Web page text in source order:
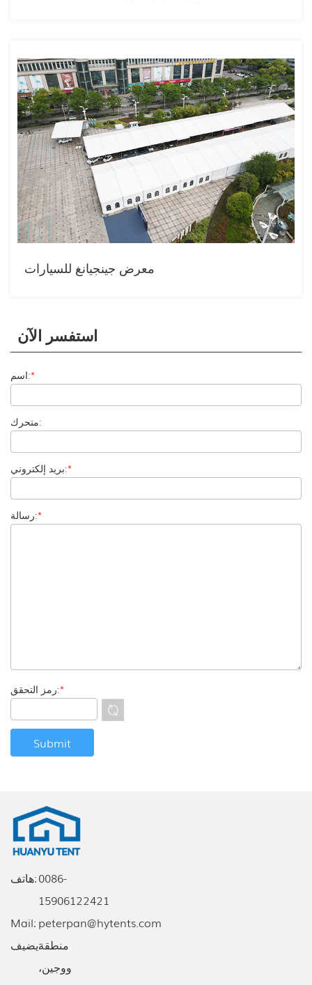
معرض جينجيانغ للسيارات
استفسر الآن
اسم:*
متحرك:
بريد إلكتروني:*
رسالة:*
رمز التحقق:*
يضيف:منطقة
ووجين،
هاتف:0086-
15906122421
Mail: peterpan@hytents.com